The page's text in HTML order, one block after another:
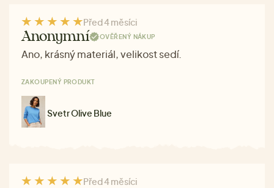
Před 4 měsíci
Anonymní OVĚŘENÝ NÁKUP
Ano, krásný materiál, velikost sedí.
ZAKOUPENÝ PRODUKT
Svetr Olive Blue
Před 4 měsíci